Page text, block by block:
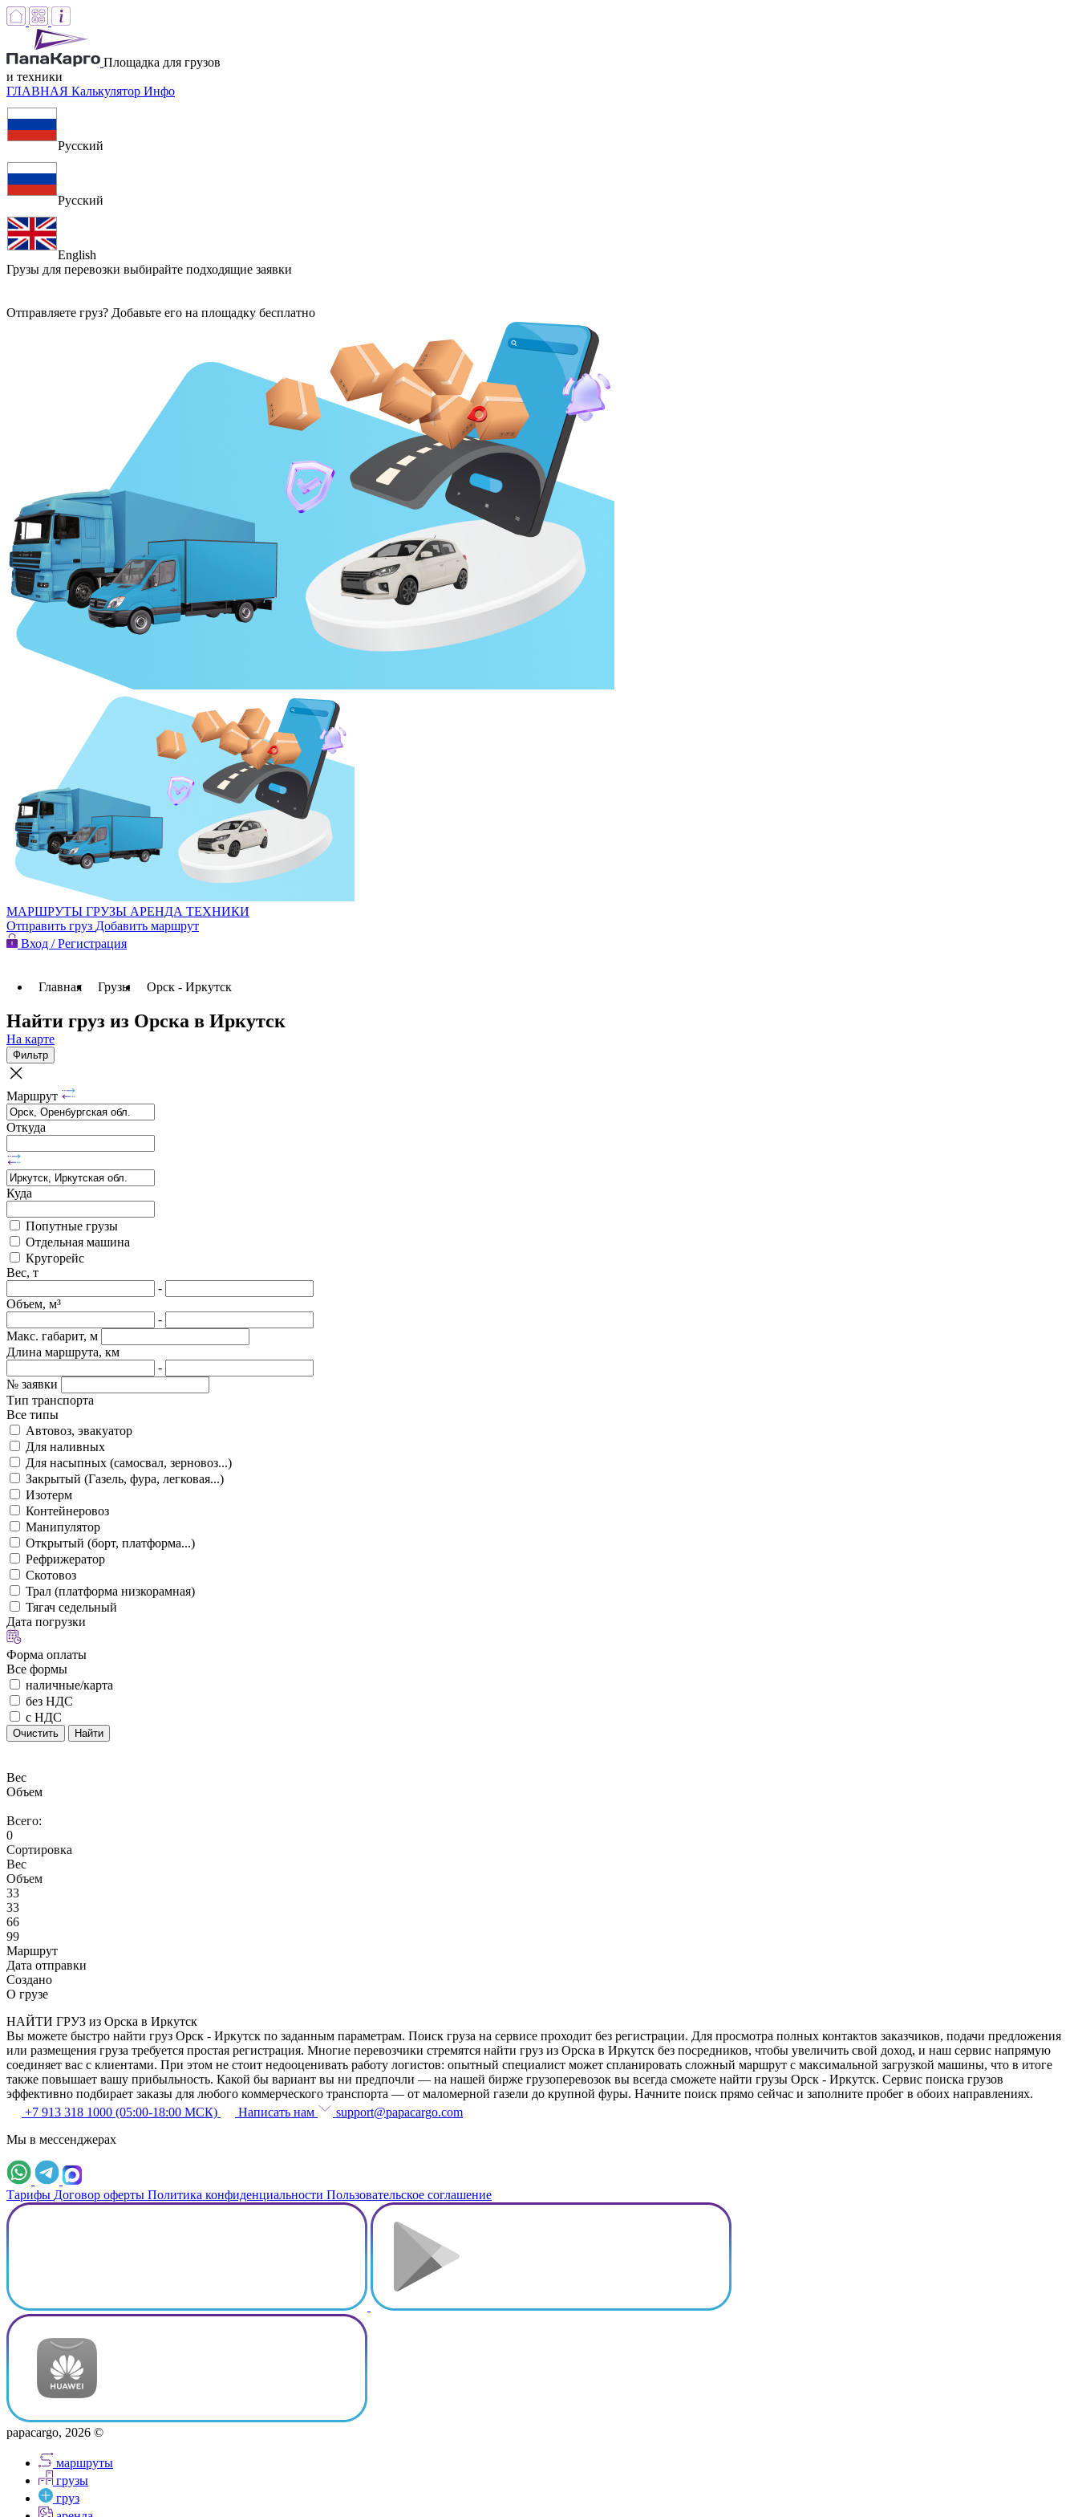
Площадка для грузов
и техники
ГЛАВНАЯ Калькулятор Инфо
Русский
Русский
English
Грузы для перевозки выбирайте подходящие заявки
Отправляете груз? Добавьте его на площадку бесплатно
МАРШРУТЫ ГРУЗЫ АРЕНДА ТЕХНИКИ
Отправить груз Добавить маршрут
Вход / Регистрация
Главная Грузы Орск - Иркутск
Найти груз из Орска в Иркутск
На карте
Фильтр
Маршрут
Откуда
Куда
Попутные грузы
Отдельная машина
Кругорейс
Вес, т
-
Объем, м³
-
Макс. габарит, м
Длина маршрута, км
-
№ заявки
Тип транспорта
Все типы
Автовоз, эвакуатор
Для наливных
Для насыпных (самосвал, зерновоз...)
Закрытый (Газель, фура, легковая...)
Изотерм
Контейнеровоз
Манипулятор
Открытый (борт, платформа...)
Рефрижератор
Скотовоз
Трал (платформа низкорамная)
Тягач седельный
Дата погрузки
Форма оплаты
Все формы
наличные/карта
без НДС
с НДС
Очистить Найти
Вес
Объем
Всего:
0
Сортировка
Вес
Объем
33
33
66
99
Маршрут
Дата отправки
Создано
О грузе
НАЙТИ ГРУЗ из Орска в Иркутск
Вы можете быстро найти груз Орск - Иркутск по заданным параметрам. Поиск груза на сервисе проходит без регистрации. Для просмотра полных контактов заказчиков, подачи предложения
или размещения груза требуется простая регистрация. Многие перевозчики стремятся найти груз из Орска в Иркутск без посредников, чтобы увеличить свой доход, и наш сервис напрямую
соединяет вас с клиентами. При этом не стоит недооценивать работу логистов: опытный специалист может спланировать сложный маршрут с максимальной загрузкой машины, что в итоге
также повышает вашу прибыльность. Какой бы вариант вы ни предпочли — на нашей бирже грузоперевозок вы всегда сможете найти грузы Орск - Иркутск. Сервис поиска грузов
эффективно подбирает заказы для любого коммерческого транспорта — от маломерной газели до крупной фуры. Начните поиск прямо сейчас и заполните пробег в обоих направлениях.
+7 913 318 1000 (05:00-18:00 МСК)
Написать нам
support@papacargo.com
Мы в мессенджерах
Тарифы Договор оферты Политика конфиденциальности Пользовательское соглашение
papacargo, 2026 ©
маршруты
грузы
груз